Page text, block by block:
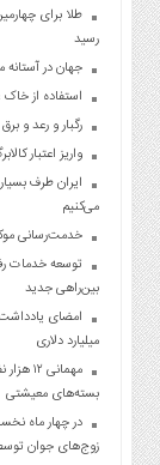
طلا برای
رسید
جهان در
استفاده از
رگبار و رعد و برق در ۱۲ استان طی ۵
واریز اعتبار
ایران طرف
می‌کنیم
خدمت‌رسانی
بین‌راهی جدید
میلیارد دلاری
بسته‌های معیشتی
زوج‌های جوان